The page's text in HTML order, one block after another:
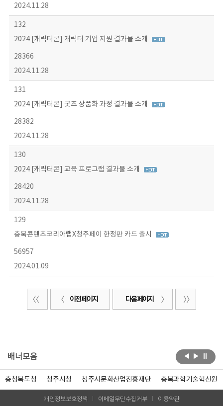
2024.11.28
132
2024 [캐릭터콘] 캐릭터 기업 지원 결과물 소개
28366
2024.11.28
131
2024 [캐릭터콘] 굿즈 상품화 과정 결과물 소개
28382
2024.11.28
130
2024 [캐릭터콘] 교육 프로그램 결과물 소개
28420
2024.11.28
129
충북콘텐츠코리아랩X청주페이 한정판 카드 출시
56957
2024.01.09
이전 페이지 다음 페이지
배너모음
충청북도청 청주시청 청주시문화산업진흥재단 충북과학기술혁신원
개인정보보호정책 이메일무단수집거부 이용약관